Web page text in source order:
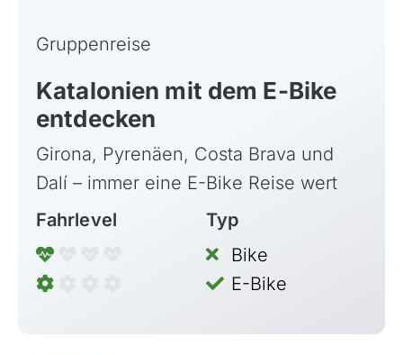
Gruppenreise
Katalonien mit dem E-Bike
entdecken
Girona, Pyrenäen, Costa Brava und
Dalí – immer eine E-Bike Reise wert
Fahrlevel
Typ
Bike
E-Bike